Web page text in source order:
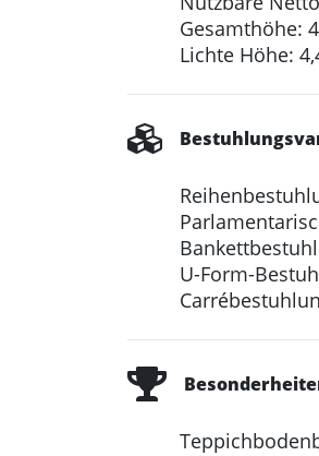
Gesamthöhe:
Lichte Höhe:
U-Form-